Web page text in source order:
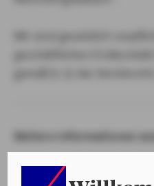
Weitere Informationen